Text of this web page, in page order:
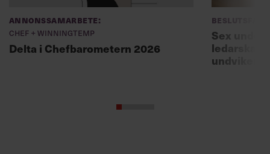
Delta i Chefbarometern 2026
undviker